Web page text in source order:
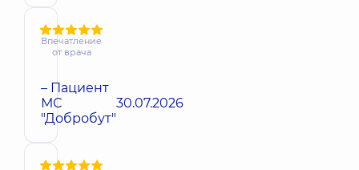
Впечатление
от врача
– Пациент
МС
"Добробут"
30.07.2026